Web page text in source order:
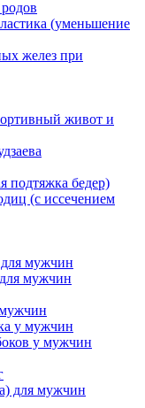
(уменьшение
желез при
живот и
подтяжка бедер)
(с иссечением
мужчин
мужчин
у мужчин
у мужчин
для мужчин